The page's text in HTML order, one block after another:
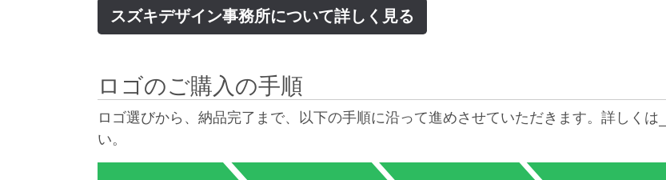
スズキデザイン事務所について詳しく見る
ロゴのご購入の手順
ロゴ選びから、納品完了まで、以下の手順に沿って進めさせていただきます。詳しくは
い。